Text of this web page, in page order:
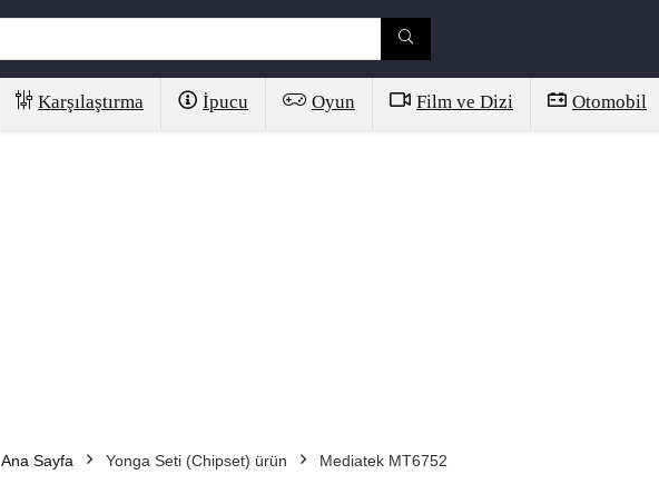
Karşılaştırma İpucu Oyun Film ve Dizi Otomobil
Ana Sayfa Yonga Seti (Chipset) ürün Mediatek MT6752